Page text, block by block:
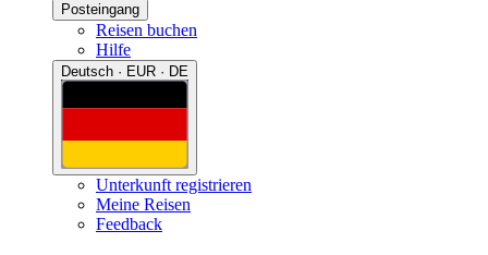
Posteingang
Reisen buchen
Hilfe
Deutsch · EUR · DE
Unterkunft registrieren
Meine Reisen
Feedback